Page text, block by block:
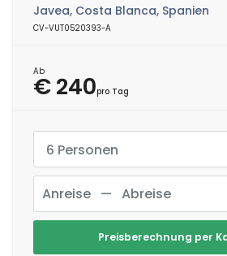
Javea, Costa Blanca, Spanien
CV-VUT0520393-A
Ab
€ 240pro Tag
6 Personen
Preisberechnung per